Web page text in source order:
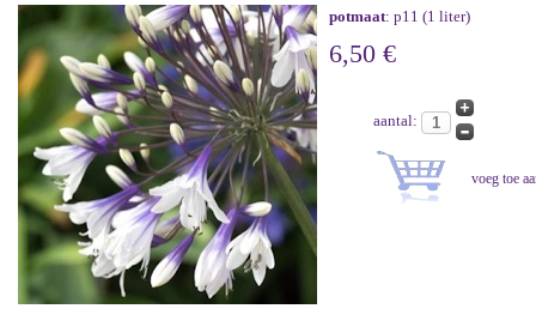
potmaat: p11 (1 liter)
6,50 €
aantal: